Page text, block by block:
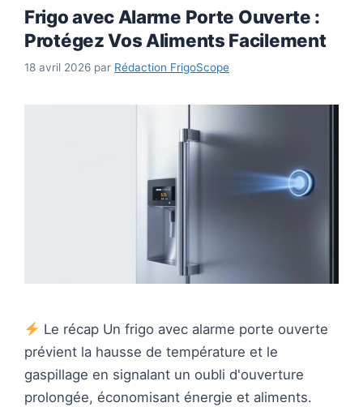
Frigo avec Alarme Porte Ouverte :
Protégez Vos Aliments Facilement
18 avril 2026 par Rédaction FrigoScope
Le récap Un frigo avec alarme porte ouverte
prévient la hausse de température et le
gaspillage en signalant un oubli d'ouverture
prolongée, économisant énergie et aliments.